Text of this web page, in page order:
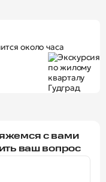
около часа
с вами
ваш вопрос